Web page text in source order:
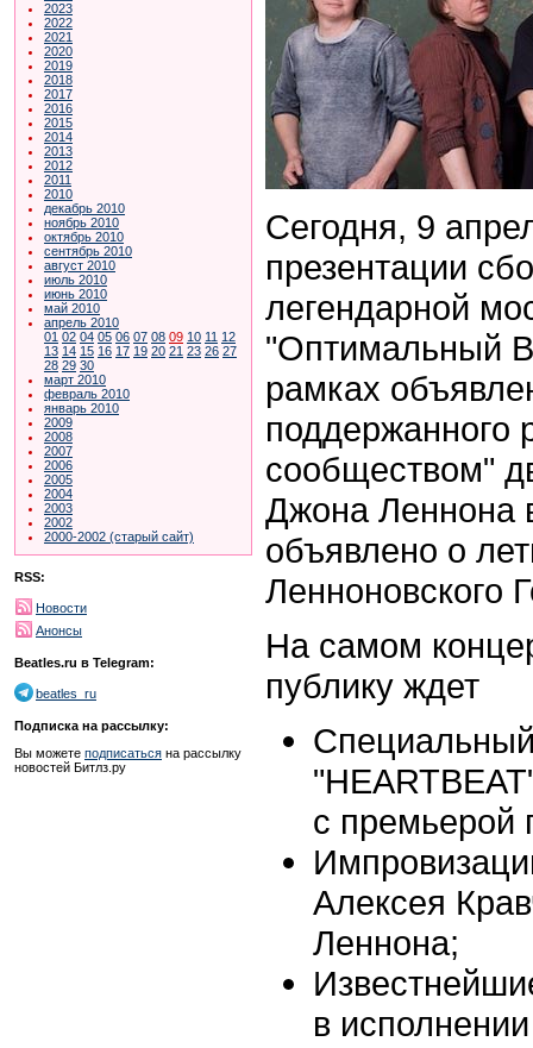
2023
2022
2021
2020
2019
2018
2017
2016
2015
2014
2013
2012
2011
2010
декабрь 2010
ноябрь 2010
октябрь 2010
сентябрь 2010
август 2010
июль 2010
июнь 2010
май 2010
апрель 2010
01 02 04 05 06 07 08 09 10 11 12
13 14 15 16 17 19 20 21 23 26 27
28 29 30
март 2010
февраль 2010
январь 2010
2009
2008
2007
2006
2005
2004
2003
2002
2000-2002 (старый сайт)
RSS:
Новости
Анонсы
Beatles.ru в Telegram:
beatles_ru
Подписка на рассылку:
Вы можете подписаться на рассылку
новостей Битлз.ру
Сегодня, 9
презентации
легендарной
"Оптимальный
рамках
поддержанного
сообществом"
Джона Леннона
объявлено о
Ленноновского
На самом
публику ждет
с премьерой
Алексея
Леннона;
в